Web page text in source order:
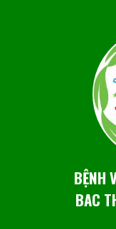
BỆNH
BAC